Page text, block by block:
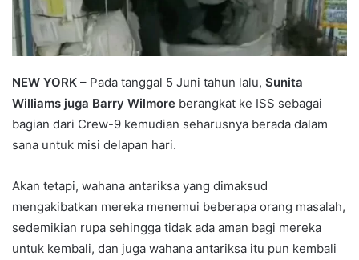
NEW YORK – Pada tanggal 5 Juni tahun lalu, Sunita
Williams juga Barry Wilmore berangkat ke ISS sebagai
bagian dari Crew-9 kemudian seharusnya berada dalam
sana untuk misi delapan hari.
Akan tetapi, wahana antariksa yang dimaksud
mengakibatkan mereka menemui beberapa orang masalah,
sedemikian rupa sehingga tidak ada aman bagi mereka
untuk kembali, dan juga wahana antariksa itu pun kembali